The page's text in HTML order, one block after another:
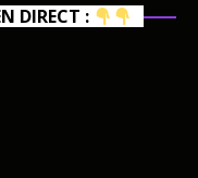
DIRECT :